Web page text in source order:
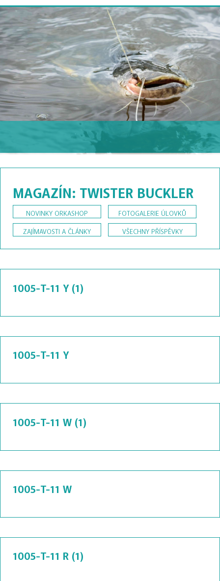
MAGAZÍN: TWISTER BUCKLER
NOVINKY ORKASHOP FOTOGALERIE ÚLOVKŮ
ZAJÍMAVOSTI A ČLÁNKY VŠECHNY PŘÍSPĚVKY
1005-T-11 Y (1)
1005-T-11 Y
1005-T-11 W (1)
1005-T-11 W
1005-T-11 R (1)